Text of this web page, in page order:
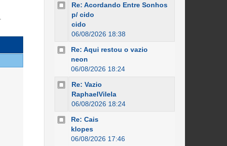
Re: Acordando Entre Sonhos
p/ cido
cido
06/08/2026 18:38
Re: Aqui restou o vazio
neon
06/08/2026 18:24
Re: Vazio
RaphaelVilela
06/08/2026 18:24
Re: Cais
klopes
06/08/2026 17:46